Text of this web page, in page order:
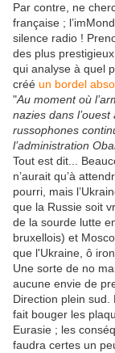
Par contre, ne
française ;
silence radio !
des plus
qui analyse à quel
créé un bordel
"Au moment où
nazies dans
russophones
l’administration
Tout est dit...
n’aurait qu’à
pourri, mais
que la Russie soit
de la sourde lutte
bruxellois) et
que l'Ukraine, ô
Une sorte de no
aucune envie de
Direction plein sud.
fait bouger les
Eurasie ; les
faudra certes un